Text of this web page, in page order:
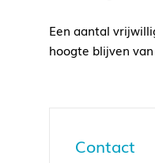
Een aantal
hoogte blijven
Contact